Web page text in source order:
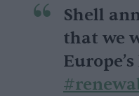
Shell
that we